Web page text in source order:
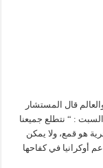
قال المستشار
: “ نتطلع جميعنا
هو قمع، ولا يمكن
أوكرانيا في كفاحها